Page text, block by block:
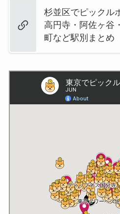
杉並区でピックル
高円寺・阿佐ヶ谷
町など駅別まとめ